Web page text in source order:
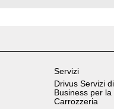
Servizi
Drivus Servizi di
Business per la
Carrozzeria